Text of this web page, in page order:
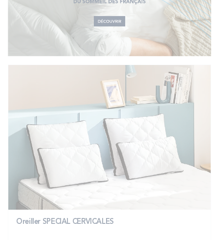
Oreiller SPECIAL CERVICALES